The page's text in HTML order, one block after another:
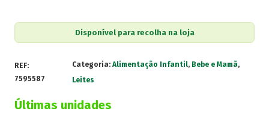
Disponível para recolha na loja
REF:
7595587
Categoria:Alimentação Infantil, Bebe e Mamã,
Leites
Últimas unidades